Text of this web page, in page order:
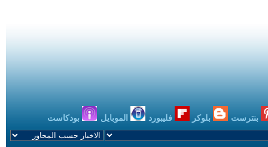
بنترست بلوكر فليبورد الموبايل بودكاست